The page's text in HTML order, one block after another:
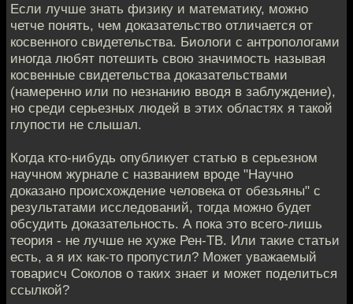
Если лучше знать физику и математику, можно
четче понять, чем доказательство отличается от
косвенного свидетельства. Биологи с антропологами
иногда любят потешить свою значимость называя
косвенные свидетельства доказательствами
(намеренно или по незнанию вводя в заблуждение),
но среди серьезных людей в этих областях я такой
глупости не слышал.
Когда кто-нибудь опубликует статью в серьезном
научном журнале с названием вроде "Научно
доказано происхождение человека от обезьяны" с
результатами исследований, тогда можно будет
обсудить доказательность. А пока это всего-лишь
теория - не лучше не хуже Рен-ТВ. Или такие статьи
есть, а я их как-то пропустил? Может уважаемый
товарисч Соколов о таких знает и может поделиться
ссылкой?